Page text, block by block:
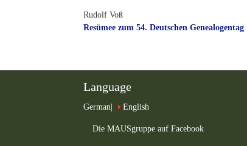
Rudolf Voß
Resümee zum 54. Deutschen Genealogentag
Language
German English
Die MAUSgruppe auf Facebook